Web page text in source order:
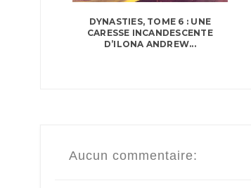
DYNASTIES, TOME 6 : UNE
CARESSE INCANDESCENTE
D’ILONA ANDREW...
Aucun commentaire: